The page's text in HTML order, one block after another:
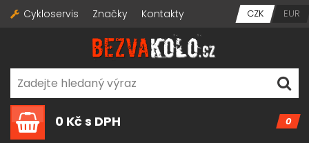
Cykloservis Značky Kontakty CZK EUR
0
0 Kčs DPH